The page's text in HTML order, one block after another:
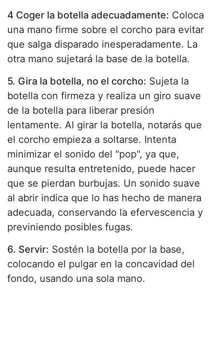
4 Coger la botella adecuadamente: Coloca
una mano firme sobre el corcho para evitar
que salga disparado inesperadamente. La
otra mano sujetará la base de la botella.
5. Gira la botella, no el corcho: Sujeta la
botella con firmeza y realiza un giro suave
de la botella para liberar presión
lentamente. Al girar la botella, notarás que
el corcho empieza a soltarse. Intenta
minimizar el sonido del "pop", ya que,
aunque resulta entretenido, puede hacer
que se pierdan burbujas. Un sonido suave
al abrir indica que lo has hecho de manera
adecuada, conservando la efervescencia y
previniendo posibles fugas.
6. Servir: Sostén la botella por la base,
colocando el pulgar en la concavidad del
fondo, usando una sola mano.